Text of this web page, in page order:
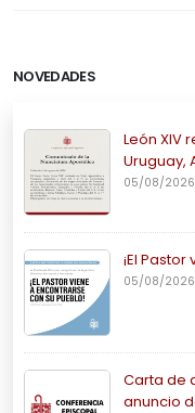
NOVEDADES
León XIV
Uruguay,
05/08/2026
¡El
05/08/2026
Carta de
anuncio